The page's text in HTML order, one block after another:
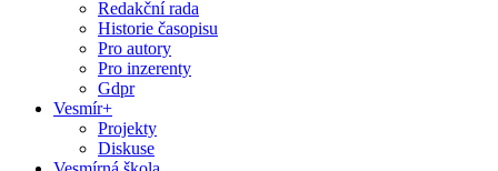
Redakční rada
Historie časopisu
Pro autory
Pro inzerenty
Gdpr
Vesmír+
Projekty
Diskuse